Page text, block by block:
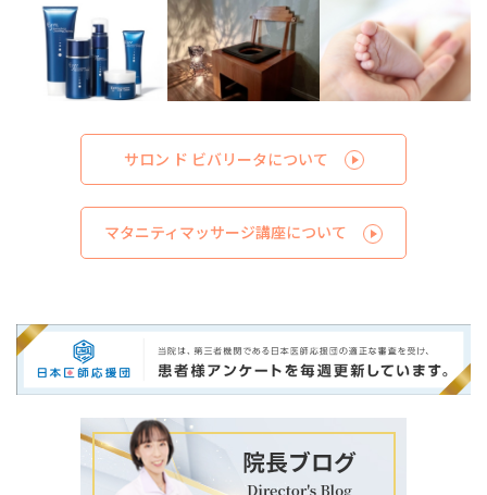
サロン ド ビバリータについて
マタニティマッサージ講座について